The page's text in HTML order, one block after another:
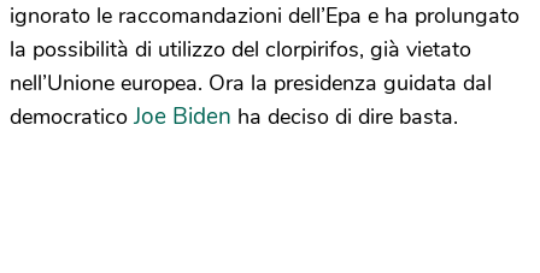
ignorato le raccomandazioni dell’Epa e ha prolungato
la possibilità di utilizzo del clorpirifos, già vietato
nell’Unione europea. Ora la presidenza guidata dal
democraticoJoe Biden ha deciso di dire basta.